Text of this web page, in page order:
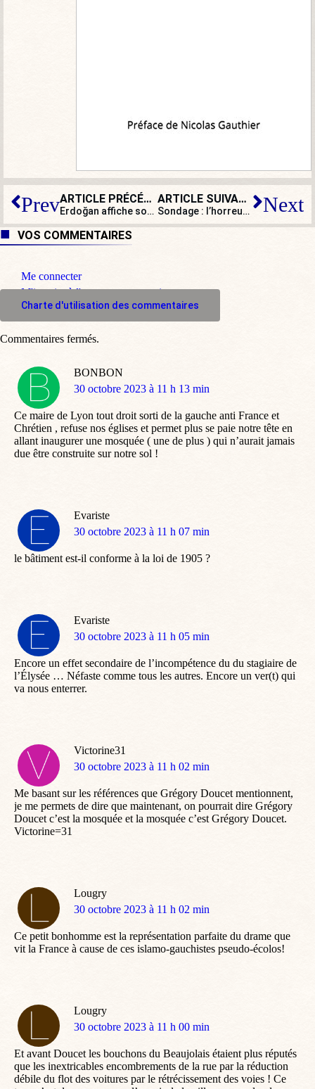
Prev ARTICLE PRÉCÉDENT
Erdoğan affiche son soutien à la cause palestinienne et avertit l’Occident
ARTICLE SUIVANT
Sondage : l’horreur du 7 octobre rebat les cartes politiques Next
VOS COMMENTAIRES
Me connecter
M'inscrire à l'espace commentaire
Charte d'utilisation des commentaires
BONBON
dit
30 octobre 2023 à 11 h 13 min
Ce maire de Lyon tout droit sorti de la gauche anti France et
Chrétien , refuse nos églises et permet plus se paie notre tête en
allant inaugurer une mosquée ( une de plus ) qui n’aurait jamais
due être construite sur notre sol !
Evariste
dit
30 octobre 2023 à 11 h 07 min
le bâtiment est-il conforme à la loi de 1905 ?
Evariste
dit
30 octobre 2023 à 11 h 05 min
Encore un effet secondaire de l’incompétence du du stagiaire de
l’Élysée … Néfaste comme tous les autres. Encore un ver(t) qui
va nous enterrer.
Victorine31
dit
30 octobre 2023 à 11 h 02 min
Me basant sur les références que Grégory Doucet mentionnent,
je me permets de dire que maintenant, on pourrait dire Grégory
Doucet c’est la mosquée et la mosquée c’est Grégory Doucet.
Victorine=31
Lougry
dit
30 octobre 2023 à 11 h 02 min
Ce petit bonhomme est la représentation parfaite du drame que
vit la France à cause de ces islamo-gauchistes pseudo-écolos!
Lougry
dit
30 octobre 2023 à 11 h 00 min
Et avant Doucet les bouchons du Beaujolais étaient plus réputés
que les inextricables encombrements de la rue par la réduction
débile du flot des voitures par le rétrécissement des voies ! Ce
Commentaires fermés.